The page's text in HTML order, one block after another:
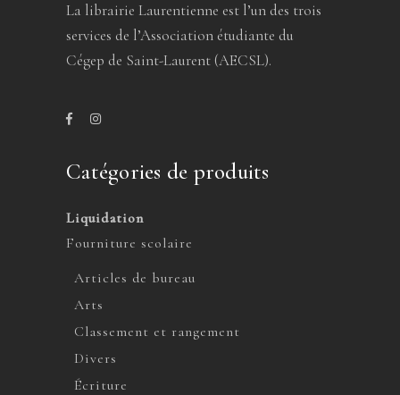
La librairie Laurentienne est l’un des trois
services de l’Association étudiante du
Cégep de Saint-Laurent (AECSL).
Catégories de produits
Liquidation
Fourniture scolaire
Articles de bureau
Arts
Classement et rangement
Divers
Écriture